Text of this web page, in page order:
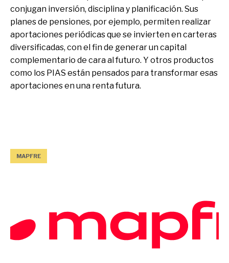
conjugan inversión, disciplina y planificación. Sus
planes de pensiones, por ejemplo, permiten realizar
aportaciones periódicas que se invierten en carteras
diversificadas, con el fin de generar un capital
complementario de cara al futuro. Y otros productos
como los PIAS están pensados para transformar esas
aportaciones en una renta futura.
MAPFRE